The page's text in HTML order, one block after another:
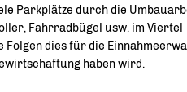
Parkplätze durch die
Fahrradbügel usw. im Viertel
Folgen dies für die
haben wird.